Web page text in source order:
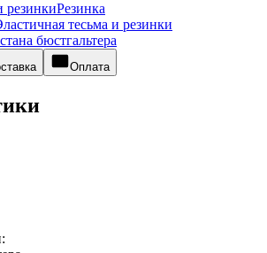
резинкиРезинка
тесьма и резинки
бюстгальтера
Оплата